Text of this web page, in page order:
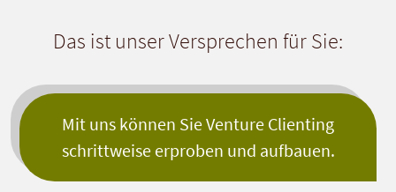
Das ist unser Versprechen für Sie:
Mit uns können Sie Venture Clienting
schrittweise erproben und aufbauen.